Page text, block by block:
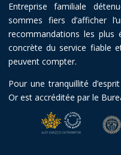
Entreprise familiale
sommes fiers d’afficher
recommandations les plus
concrète du service fiable
peuvent compter.
Pour une tranquillité
Or est accréditée par le